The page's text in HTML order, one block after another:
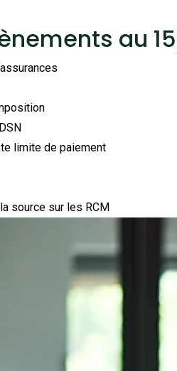
au
limite de paiement
source sur les RCM